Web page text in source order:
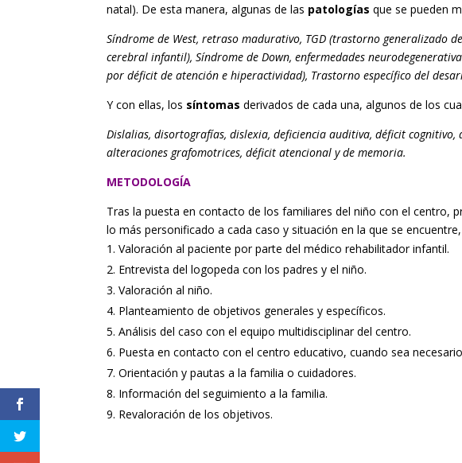
natal). De esta manera, algunas de las patologías que se pueden
Síndrome de West, retraso madurativo, TGD (trastorno generalizado
cerebral infantil), Síndrome de Down, enfermedades
por déficit de atención e hiperactividad), Trastorno específico del
Y con ellas, los síntomas derivados de cada una, algunos de los
Dislalias, disortografías, dislexia, deficiencia auditiva, déficit
alteraciones grafomotrices, déficit atencional y de memoria.
METODOLOGÍA
Tras la puesta en contacto de los familiares del niño con el centro,
lo más personificado a cada caso y situación en la que se
Valoración al paciente por parte del médico rehabilitador infantil.
Entrevista del logopeda con los padres y el niño.
Valoración al niño.
Planteamiento de objetivos generales y específicos.
Análisis del caso con el equipo multidisciplinar del centro.
Puesta en contacto con el centro educativo, cuando sea
Orientación y pautas a la familia o cuidadores.
Información del seguimiento a la familia.
Revaloración de los objetivos.